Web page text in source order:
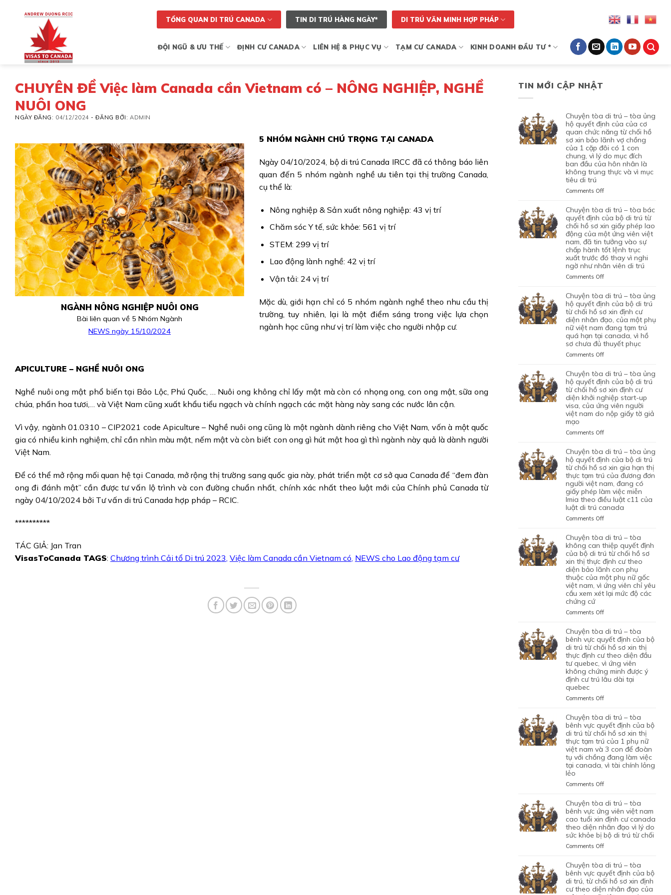
TỔNG QUAN DI TRÚ CANADA TIN DI TRÚ HÀNG NGÀY* DI TRÚ VĂN MINH HỢP PHÁP
ĐỘI NGŨ & ƯU THẾ ĐỊNH CƯ CANADA LIÊN HỆ & PHỤC VỤ TẠM CƯ CANADA KINH DOANH ĐẦU TƯ *
CHUYÊN ĐỀ Việc làm Canada cần Vietnam có – NÔNG NGHIỆP, NGHỀ
NUÔI ONG
NGÀY ĐĂNG: 04/12/2024 -ĐĂNG BỞI:ADMIN
NGÀNH NÔNG NGHIỆP NUÔI ONG
Bài liên quan về 5 Nhóm Ngành
NEWS ngày 15/10/2024
5 NHÓM NGÀNH CHÚ TRỌNG TẠI CANADA
Ngày 04/10/2024, bộ di trú Canada IRCC đã có thông báo liên
quan đến 5 nhóm ngành nghề ưu tiên tại thị trường Canada,
cụ thể là:
Nông nghiệp & Sản xuất nông nghiệp: 43 vị trí
Chăm sóc Y tế, sức khỏe: 561 vị trí
STEM: 299 vị trí
Lao động lành nghề: 42 vị trí
Vận tải: 24 vị trí
Mặc dù, giới hạn chỉ có 5 nhóm ngành nghề theo nhu cầu thị
trường, tuy nhiên, lại là một điểm sáng trong việc lựa chọn
ngành học cũng như vị trí làm việc cho người nhập cư.
APICULTURE – NGHỀ NUÔI ONG
Nghề nuôi ong mật phổ biến tại Bảo Lộc, Phú Quốc, … Nuôi ong không chỉ lấy mật mà còn có nhọng ong, con ong mật, sữa ong
chúa, phấn hoa tươi,… và Việt Nam cũng xuất khẩu tiểu ngạch và chính ngạch các mặt hàng này sang các nước lân cận.
Vì vậy, ngành 01.0310 – CIP2021 code Apiculture – Nghề nuôi ong cũng là một ngành dành riêng cho Việt Nam, vốn à một quốc
gia có nhiều kinh nghiệm, chỉ cần nhìn màu mật, nếm mật và còn biết con ong gì hút mật hoa gì thì ngành này quả là dành người
Việt Nam.
Để có thể mở rộng mối quan hệ tại Canada, mở rộng thị trường sang quốc gia này, phát triển một cơ sở qua Canada để “đem đàn
ong đi đánh mật” cần được tư vấn lộ trình và con đường chuẩn nhất, chính xác nhất theo luật mới của Chính phủ Canada từ
ngày 04/10/2024 bởi Tư vấn di trú Canada hợp pháp – RCIC.
**********
TÁC GIẢ: Jan Tran
VisasToCanada TAGS: Chương trình Cải tổ Di trú 2023, Việc làm Canada cần Vietnam có, NEWS cho Lao động tạm cư
TIN MỚI CẬP NHẬT
chuyện tòa di trú – tòa ủng
hộ quyết định của của cơ
quan chức năng từ chối hồ
sơ xin bảo lãnh vợ chồng
của 1 cặp đôi có 1 con
chung, vì lý do mục đích
ban đầu của hôn nhân là
không trung thực và vì mục
tiêu di trú
Comments Offon
TÒA
DI
TRÚ
–
TÒA
ỦNG
HỘ
QUYẾT
ĐỊNH
CỦA
CƠ
QUAN
CHỨC
NĂNG
TỪ
CHỐI
HỒ
BẢO
LÃNH
VỢ
CHỒNG
CỦA
1
CON
CHUNG,
VÌ
LÝ
DO
MỤC
CỦA
HÔN
NHÂN
LÀ
KHÔNG
TRUNG
THỰC
VÀ
DI
TRÚ
chuyện tòa di trú – tòa bác
quyết định của bộ di trú từ
chối hồ sơ xin giấy phép lao
động của một ứng viên việt
nam, đã tin tưởng vào sự
chấp hành tốt lệnh trục
xuất trước đó thay vì nghi
ngờ như nhân viên di trú
Comments Offon
TÒA
DI
TRÚ
–
TÒA
BÁC
QUYẾT
ĐỊNH
DI
TRÚ
TỪ
CHỐI
HỒ
XIN
LAO
ĐỘNG
CỦA
MỘT
ỨNG
VIÊN
VIỆT
TƯỞNG
VÀO
SỰ
CHẤP
HÀNH
TỐT
LỆNH
TRỤC
THAY
VÌ
NGHI
NGỜ
NHƯ
NHÂN
VIÊN
chuyện tòa di trú – tòa ủng
hộ quyết định của bộ di trú
từ chối hồ sơ xin định cư
diện nhân đạo, của một phụ
nữ việt nam đang tạm trú
quá hạn tại canada, vì hồ
sơ chưa đủ thuyết phục
Comments Offon
TÒA
DI
TRÚ
–
TÒA
ỦNG
QUYẾT
BỘ
DI
TRÚ
TỪ
CHỐI
HỒ
SƠ
XIN
DIỆN
NHÂN
ĐẠO,
CỦA
MỘT
PHỤ
NỮ
NAM
TRÚ
QUÁ
HẠN
TẠI
CANADA,
VÌ
THUYẾT
PHỤC
chuyện tòa di trú – tòa ủng
hộ quyết định của bộ di trú
từ chối hồ sơ xin định cư
diện khởi nghiệp start-up
visa, của ứng viên người
việt nam do nộp giấy tờ giả
mạo
Comments Offon
TÒA
DI
TRÚ
–
TÒA
ỦNG
HỘ
QUYẾT
ĐỊNH
BỘ
DI
TRÚ
TỪ
CHỐI
HỒ
SƠ
XIN
CƯ
NGHIỆP
START-
UP
VISA,
CỦA
ỨNG
NGƯỜI
DO
NỘP
GIẤY
TỜ
GIẢ
MẠO
chuyện tòa di trú – tòa ủng
hộ quyết định của bộ di trú
từ chối hồ sơ xin gia hạn thị
thực tạm trú của đương đơn
người việt nam, đang có
giấy phép làm việc miễn
lmia theo điều luật c11 của
luật di trú canada
Comments Offon
TÒA
DI
TRÚ
–
TÒA
ỦNG
HỘ
QUYẾT
CỦA
DI
TRÚ
TỪ
CHỐI
HỒ
SƠ
XIN
HẠN
TẠM
TRÚ
CỦA
ĐƯƠNG
ĐƠN
NGƯỜI
NAM,
GIẤY
PHÉP
LÀM
VIỆC
MIỄN
ĐIỀU
LUẬT
C11
CỦA
chuyện tòa di trú – tòa
không can thiệp quyết định
của bộ di trú từ chối hồ sơ
xin thị thực định cư theo
diện bảo lãnh con phụ
thuộc của một phụ nữ gốc
việt nam, vì ứng viên chỉ yêu
cầu xem xét lại mức độ các
chứng cứ
Comments Offon
TÒA
DI
TRÚ
–
TÒA
KHÔNG
CAN
QUYẾT
CỦA
BỘ
DI
TRÚ
TỪ
CHỐI
HỒ
XIN
ĐỊNH
CƯ
THEO
DIỆN
BẢO
PHỤ
THUỘC
CỦA
MỘT
chuyện tòa di trú – tòa
bênh vực quyết định của bộ
di trú từ chối hồ sơ xin thị
thực định cư theo diện đầu
tư quebec, vì ứng viên
không chứng minh được ý
định cư trú lâu dài tại
quebec
Comments Offon
TÒA
DI
TRÚ
–
TÒA
BÊNH
VỰC
ĐỊNH
BỘ
DI
TRÚ
TỪ
CHỐI
THỊ
THỰC
ĐỊNH
CƯ
chuyện tòa di trú – tòa
bênh vực quyết định của bộ
di trú từ chối hồ sơ xin thị
thực tạm trú của 1 phụ nữ
việt nam và 3 con để đoàn
tụ với chồng đang làm việc
tại canada, vì tài chính lỏng
lẻo
Comments Offon
TÒA
DI
TRÚ
–
TÒA
BÊNH
ĐỊNH
CỦA
BỘ
chuyện tòa di trú – tòa
bênh vực ứng viên việt nam
cao tuổi xin định cư canada
theo diện nhân đạo vì lý do
sức khỏe bị bộ di trú từ chối
Comments Offon
TÒA
DI
TRÚ
–
chuyện tòa di trú – tòa
bênh vực quyết định của bộ
di trú, từ chối hồ sơ xin định
cư theo diện nhân đạo của